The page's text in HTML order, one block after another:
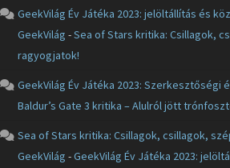
GeekVilág Év Játéka 2023: jelöltállítás és
GeekVilág -Sea of Stars kritika: Csillagok,
ragyogjatok!
GeekVilág Év Játéka 2023: Szerkesztőségi
Baldur’s Gate 3 kritika – Alulról jött
Sea of Stars kritika: Csillagok, csillagok,
GeekVilág -GeekVilág Év Játéka 2023: